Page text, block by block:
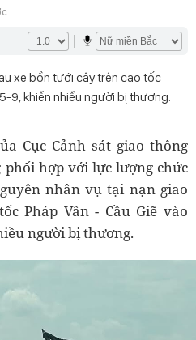
xe bồn tưới cây trên cao tốc
9, khiến nhiều người bị thương.
Cục Cảnh sát giao thông
phối hợp với lực lượng chức
nhân vụ tại nạn giao
Pháp Vân - Cầu Giẽ vào
người bị thương.